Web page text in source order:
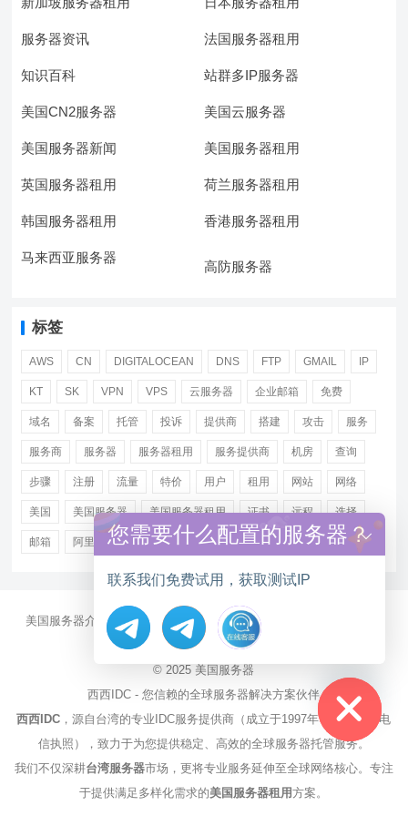
服务器资讯 法国服务器租用
知识百科 站群多IP服务器
美国CN2服务器 美国云服务器
美国服务器新闻 美国服务器租用
英国服务器租用 荷兰服务器租用
韩国服务器租用 香港服务器租用
马来西亚服务器
高防服务器
标签
AWS CN DIGITALOCEAN DNS FTP GMAIL IP
KT SK VPN VPS 云服务器 企业邮箱 免费
域名 备案 托管 投诉 提供商 搭建 攻击 服务
服务商 服务器 服务器租用 服务提供商 机房 查询
步骤 注册 流量 特价 用户 租用 网站 网络
美国 美国服务器 美国服务器租用 证书 远程 选择
邮箱 阿里 香港服务器租用
美国服务器介绍 美国CN2服务器 站群多IP服务器
大带宽服务器
服务器资讯
© 2025 美国服务器
西西IDC - 您信赖的全球服务器解决方案伙伴
西西IDC ，源自台湾的专业IDC服务提供商（成立于1997年，持有NCC电
信执照），致力于为您提供稳定、高效的全球服务器托管服务。
我们不仅深耕台湾服务器市场，更将专业服务延伸至全球网络核心。专注
于提供满足多样化需求的美国服务器租用方案。
Hide chaty
您需要什么配置的服务器？
联系我们免费试用，获取测试IP